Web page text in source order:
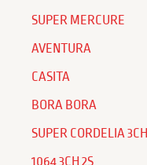
SUPER MERCURE
AVENTURA
CASITA
BORA BORA
SUPER CORDELIA 3CH
1064 3CH 2S